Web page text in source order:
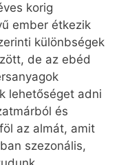
korig
ember étkezik
különbségek
de az ebéd
lehetőséget adni
és
az almát, amit
szezonális,